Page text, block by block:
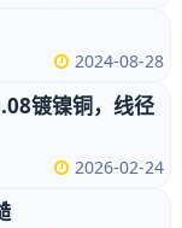
2024-08-28
镀镍铜，线径
2026-02-24